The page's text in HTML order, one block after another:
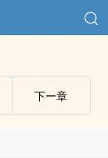
下ー章